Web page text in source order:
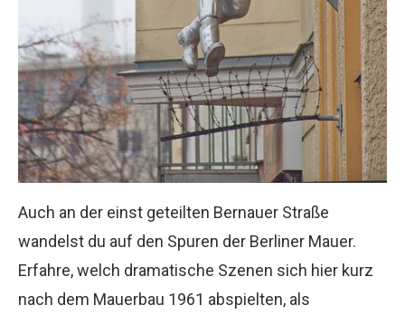
Auch an der einst geteilten Bernauer Straße
wandelst du auf den Spuren der Berliner Mauer.
Erfahre, welch dramatische Szenen sich hier kurz
nach dem Mauerbau 1961 abspielten, als